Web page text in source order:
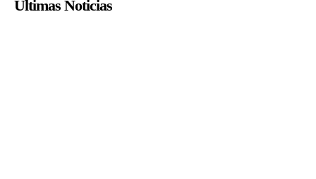
Últimas Noticias